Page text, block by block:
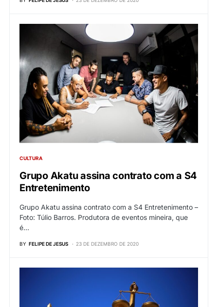
CULTURA
Grupo Akatu assina contrato com a S4
Entretenimento
Grupo Akatu assina contrato com a S4 Entretenimento –
Foto: Túlio Barros. Produtora de eventos mineira, que
é…
BY FELIPE DE JESUS 23 DE DEZEMBRO DE 2020